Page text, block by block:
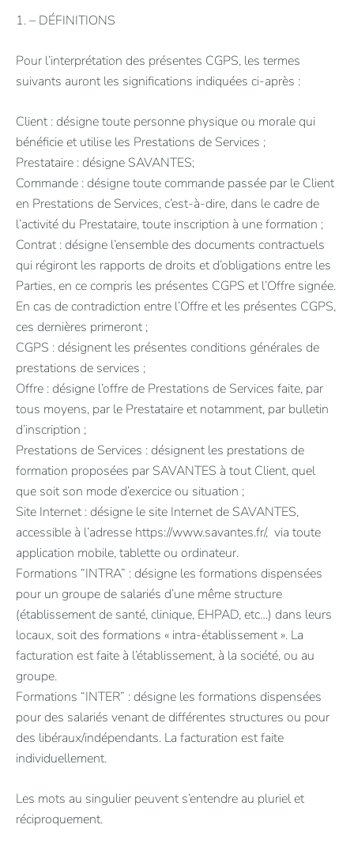
1. – DÉFINITIONS
Pour l’interprétation des présentes CGPS, les termes
suivants auront les significations indiquées ci-après :
Client : désigne toute personne physique ou morale qui
bénéficie et utilise les Prestations de Services ;
Prestataire : désigne SAVANTES;
Commande : désigne toute commande passée par le Client
en Prestations de Services, c’est-à-dire, dans le cadre de
l’activité du Prestataire, toute inscription à une formation ;
Contrat : désigne l’ensemble des documents contractuels
qui régiront les rapports de droits et d’obligations entre les
Parties, en ce compris les présentes CGPS et l’Offre signée.
En cas de contradiction entre l’Offre et les présentes CGPS,
ces dernières primeront ;
CGPS : désignent les présentes conditions générales de
prestations de services ;
Offre : désigne l’offre de Prestations de Services faite, par
tous moyens, par le Prestataire et notamment, par bulletin
d’inscription ;
Prestations de Services : désignent les prestations de
formation proposées par SAVANTES à tout Client, quel
que soit son mode d’exercice ou situation ;
Site Internet : désigne le site Internet de SAVANTES,
accessible à l’adresse https://www.savantes.fr/, via toute
application mobile, tablette ou ordinateur.
Formations “INTRA” : désigne les formations dispensées
pour un groupe de salariés d’une même structure
(établissement de santé, clinique, EHPAD, etc…) dans leurs
locaux, soit des formations « intra-établissement ». La
facturation est faite à l’établissement, à la société, ou au
groupe.
Formations “INTER” : désigne les formations dispensées
pour des salariés venant de différentes structures ou pour
des libéraux/indépendants. La facturation est faite
individuellement.
Les mots au singulier peuvent s’entendre au pluriel et
réciproquement.